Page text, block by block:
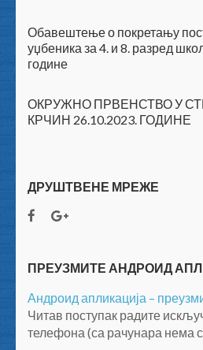
Обавештење о покретању
уџбеника за 4. и 8. разред
године
ОКРУЖНО ПРВЕНСТВО У
КРЧИН 26.10.2023. ГОДИНЕ
ДРУШТВЕНЕ МРЕЖЕ
ПРЕУЗМИТЕ АНДРОИД
Андроид апликација –
Читав поступак радите
телефона (са рачунара нема